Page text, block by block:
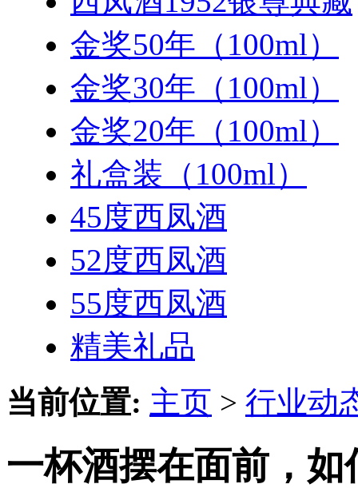
金奖50年（100ml）
金奖30年（100ml）
金奖20年（100ml）
礼盒装（100ml）
45度西凤酒
52度西凤酒
55度西凤酒
精美礼品
当前位置: 主页 > 行业动
一杯酒摆在面前，